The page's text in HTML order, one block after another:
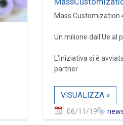
Mass Customization
Un milione dall'Ue al
L'iniziativa si è
partner
VISUALIZZA »
06/11/19